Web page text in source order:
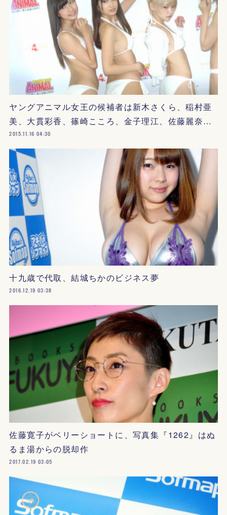
ヤングアニマル女王の候補者は新木さくら、稲村亜
美、大貫彩香、篠崎こころ、金子理江、佐藤麗奈…
2015.11.16 04:30
十九歳で代取、結城ちかのビジネス夢
2016.12.19 03:38
佐藤寛子がベリーショートに、写真集『1262』はぬ
るま湯からの脱却作
2017.02.19 03:05